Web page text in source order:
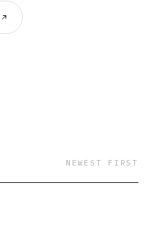
NEWEST FIRST